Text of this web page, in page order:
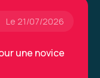
Le 21/07/2026
une novice